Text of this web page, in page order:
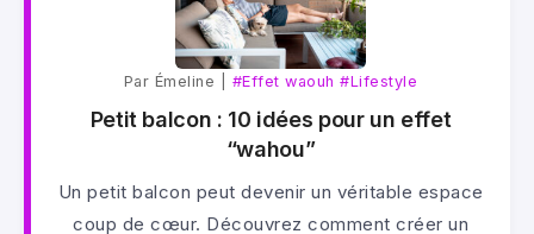
Par Émeline | #Effet waouh#Lifestyle
Petit balcon : 10 idées pour un effet
“wahou”
Un petit balcon peut devenir un véritable espace
coup de cœur. Découvrez comment créer un